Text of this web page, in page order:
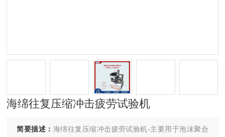
海绵往复压缩冲击疲劳试验机
简要描述： 海绵往复压缩冲击疲劳试验机-主要用于泡沫聚合